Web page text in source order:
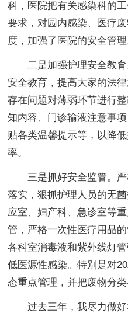
科，医院把有关感染科的
要求，对园内感染、医疗
度，加强了医院的安全管理
二是加强护理安全教
安全教育，提高大家的法
存在问题对薄弱环节进行
知内容、门诊输液注意事
贴各类温馨提示等，以降
率。
三是抓好安全监管。
落实，狠抓护理人员的无
应室、妇产科、急诊室等
管，严格一次性医疗用品
各科室消毒液和紫外线灯
低医源性感染。特别是对
态重点管理，并把废物分
过去三年，我尽力做